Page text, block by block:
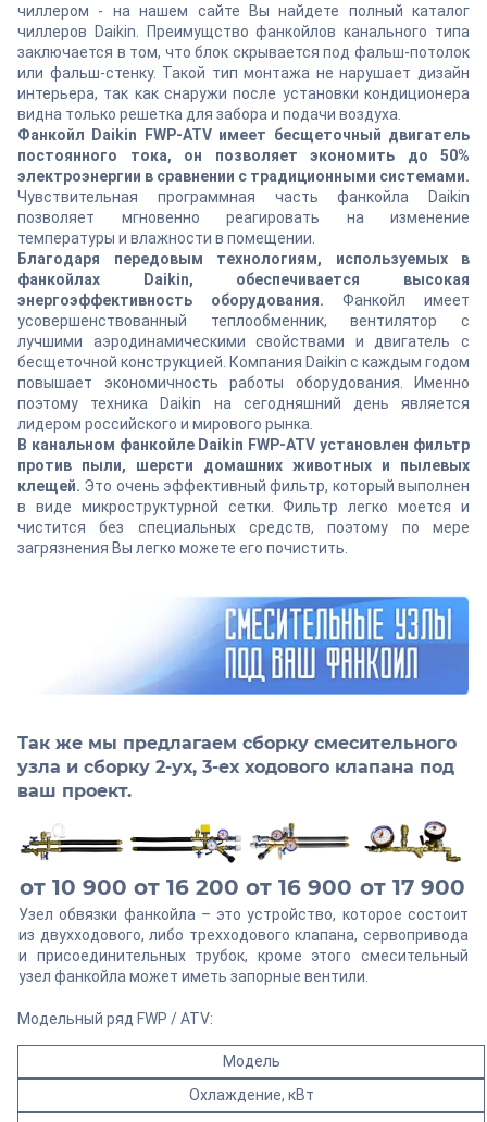
чиллером - на нашем сайте Вы найдете полный каталог
чиллеров Daikin. Преимущство фанкойлов канального типа
заключается в том, что блок скрывается под фальш-потолок
или фальш-стенку. Такой тип монтажа не нарушает дизайн
интерьера, так как снаружи после установки кондиционера
видна только решетка для забора и подачи воздуха.
Фанкойл Daikin FWP-ATV имеет бесщеточный двигатель
постоянного тока, он позволяет экономить до 50%
электроэнергии в сравнении с традиционными системами.
Чувствительная программная часть фанкойла Daikin
позволяет мгновенно реагировать на изменение
температуры и влажности в помещении.
Благодаря передовым технологиям, используемых в
фанкойлах Daikin, обеспечивается высокая
энергоэффективность оборудования. Фанкойл имеет
усовершенствованный теплообменник, вентилятор с
лучшими аэродинамическими свойствами и двигатель с
бесщеточной конструкцией. Компания Daikin с каждым годом
повышает экономичность работы оборудования. Именно
поэтому техника Daikin на сегодняшний день является
лидером российского и мирового рынка.
В канальном фанкойле Daikin FWP-ATV установлен фильтр
против пыли, шерсти домашних животных и пылевых
клещей. Это очень эффективный фильтр, который выполнен
в виде микроструктурной сетки. Фильтр легко моется и
чистится без специальных средств, поэтому по мере
загрязнения Вы легко можете его почистить.
Так же мы предлагаем сборку смесительного
узла и сборку 2-ух, 3-ех ходового клапана под
ваш проект.
от 10 900 от 16 200 от 16 900 от 17 900
Узел обвязки фанкойла – это устройство, которое состоит
из двухходового, либо трехходового клапана, сервопривода
и присоединительных трубок, кроме этого смесительный
узел фанкойла может иметь запорные вентили.
Модельный ряд FWP / ATV:
Модель
Охлаждение, кВт